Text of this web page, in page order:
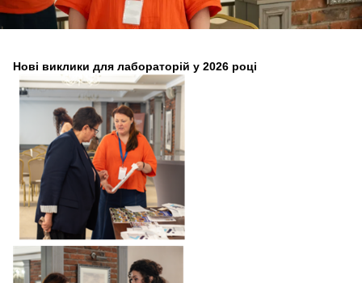
Нові виклики для лабораторій у 2026 році